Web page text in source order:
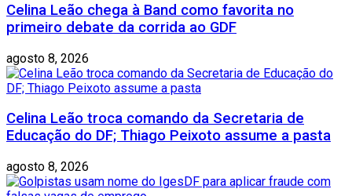
Celina Leão chega à Band como favorita no
primeiro debate da corrida ao GDF
agosto 8, 2026
Celina Leão troca comando da Secretaria de
Educação do DF; Thiago Peixoto assume a pasta
agosto 8, 2026